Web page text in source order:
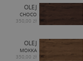
OLEJ
CHOCO
350,00 zł
OLEJ
MOKKA
350,00 zł